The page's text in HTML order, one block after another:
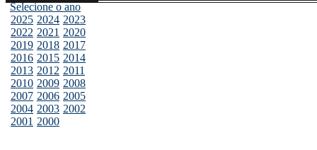
Selecione o ano
2025 2024 2023
2022 2021 2020
2019 2018 2017
2016 2015 2014
2013 2012 2011
2010 2009 2008
2007 2006 2005
2004 2003 2002
2001 2000